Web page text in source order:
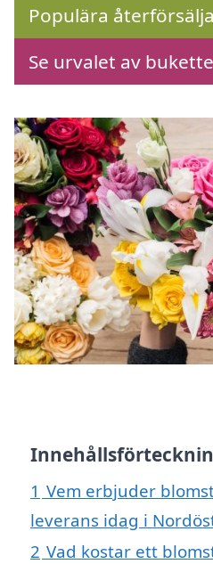
Populära
Se urvalet av
1 Vem erbjuder
leverans idag i
2 Vad kostar ett